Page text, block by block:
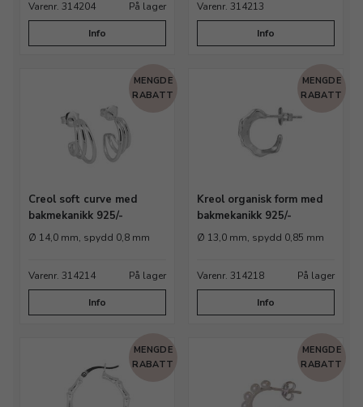
Varenr. 314204 På lager
Info
Varenr. 314213
Info
MENGDE
RABATT
Creol soft curve med
bakmekanikk 925/-
Ø 14,0 mm, spydd 0,8 mm
Varenr. 314214 På lager
Info
MENGDE
RABATT
Kreol organisk form med
bakmekanikk 925/-
Ø 13,0 mm, spydd 0,85 mm
Varenr. 314218 På lager
Info
MENGDE
RABATT
MENGDE
RABATT